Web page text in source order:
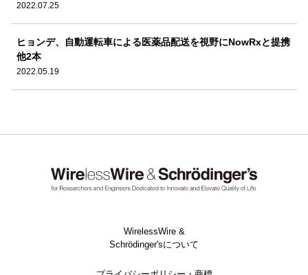
2022.07.25
ヒョンデ、自動運転車による医薬品配送を視野にNowRxと提携
他2本
2022.05.19
WirelessWire &
Schrödinger'sについて